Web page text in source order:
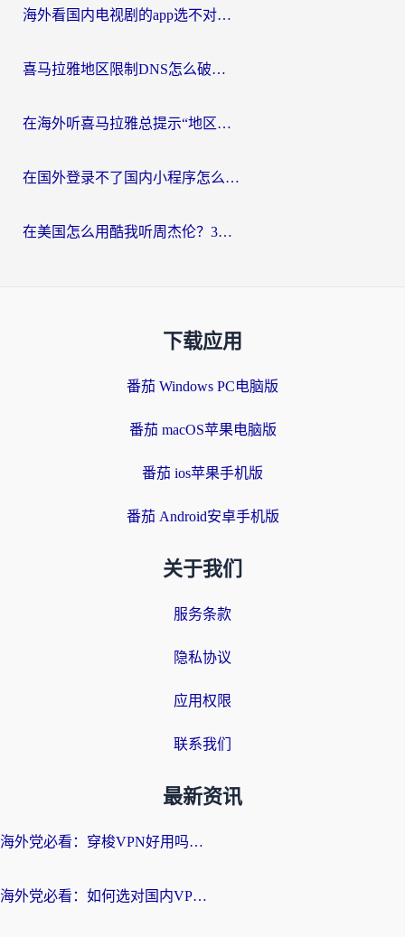
海外看国内电视剧的app选不对？这份回国加速器避坑指南帮你流畅追剧
喜马拉雅地区限制DNS怎么破？海外党听国内音乐听书的终极解决方案
在海外听喜马拉雅总提示“地区限制”？3步轻松解除+听国内音乐全攻略
在国外登录不了国内小程序怎么办？选对回国加速器，轻松解锁国内资源
在美国怎么用酷我听周杰伦？3步搞定海外听歌难题
下载应用
番茄 Windows PC电脑版
番茄 macOS苹果电脑版
番茄 ios苹果手机版
番茄 Android安卓手机版
关于我们
服务条款
隐私协议
应用权限
联系我们
最新资讯
海外党必看：穿梭VPN好用吗？和云帆VPN对比哪个回国效果更好？附真实测评+避坑指南
海外党必看：如何选对国内VPN，实现无缝访问国内资源？